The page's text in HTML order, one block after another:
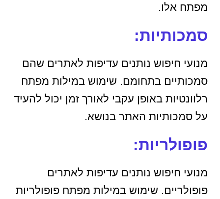
מפתח אלו.
סמכותיות:
מנועי חיפוש נותנים עדיפות לאתרים שהם
סמכותיים בתחומם. שימוש במילות מפתח
רלוונטיות באופן עקבי לאורך זמן יכול להעיד
על סמכותיות האתר בנושא.
פופולריות:
מנועי חיפוש נותנים עדיפות לאתרים
פופולריים. שימוש במילות מפתח פופולריות